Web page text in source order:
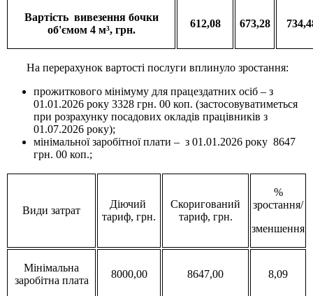
Вартість вивезеннябочки
об'ємом4 м³, грн.
612,08 673,28
На перерахунок вартості послуги вплинуло зростання:
прожиткового мінімуму для працездатних осіб – з
01.01.2026 року 3328 грн. 00 коп. (застосовуватиметься
при розрахунку посадових окладів працівників з
01.07.2026 року);
мінімальної заробітної плати – з 01.01.2026 року 8647
грн. 00 коп.;
Види затрат
Діючий
тариф, грн.
Скоригований
тариф, грн.
%
зростання/
зменшення
Мінімальна
заробітна плата
8000,00 8647,00 8,09